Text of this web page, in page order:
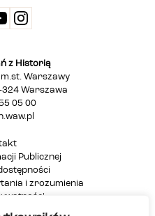
z Historią
Warszawy
324 Warszawa
05 00
Publicznej
i zrozumienia